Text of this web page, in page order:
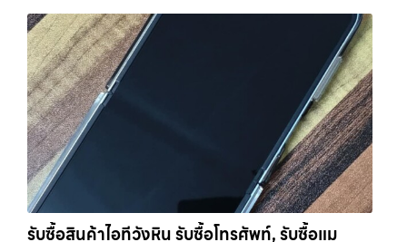
คิดว่าเรียบร้อย เพราะถ้าพลาดขึ้นมา จะไม่สามารถย้อนกลับไปแก้ไขได้อีก 2.
ออกจาก iCloud และ Apple ID ให้สมบูรณ์ ขั้นตอนนี้ถือว่าสำคัญที่สุดใน
การขาย iPhone หากยังมี Apple ID อยู่ในเครื่อง จะทำให้เกิดสิ่งที่เรียกว่า
Activation Lock ซึ่งทำให้ไม่สามารถใช้งานเครื่องต่อได้ ในมุมของร้านรับ
ซื้อ เครื่องที่ติด iCloud มีความเสี่ยงสูง เพราะไม่สามารถนำไปขายต่อได้
ทันที บางร้านอาจไม่รับซื้อเลย หรือถ้ารับก็จะกดราคาลงอย่างมาก การออก
จาก iCloud ทำได้ไม่ยาก เพียงเข้าไปที่การตั้งค่า กดชื่อบัญชีของตัวเอง
แล้วเลือกออกจากระบบ จากนั้นใส่รหัสผ่านเพื่อยืนยัน หลังจากออกแล้ว
ควรตรวจสอบอีกครั้งว่าหน้า Settings ไม่มีชื่อบัญชีของคุณเหลืออยู่ เพื่อ
ให้มั่นใจว่าเครื่องพร้อมสำหรับผู้ใช้งานใหม่จริงๆ 3. รีเซ็ตเครื่องให้เหมือน
เครื่องใหม่ เมื่อสำรองข้อมูลและออกจาก iCloud เรียบร้อยแล้ว ขั้นตอนต่อ
ไปคือการรีเซ็ตเครื่องให้เป็นค่าเริ่มต้นจากโรงงาน การรีเซ็ตจะช่วยลบข้อมูล
ราคาในตลาดมือสอง เรายังมีบริการที่รวดเร็ว และจ่ายเงินสดทันที ไม่มีค่า
ธรรมเนียมซ่อนเร้นค่ะ ทำไมต้องขายไอโฟนกับเรา?
รับซื้อทุกรุ่น ทุกสภาพ
- ไม่ว่าจะเป็นเครื่องใหม่ เครื่องใช้งาน หรือเครื่องที่มีตำหนิเล็กน้อย เรารับซื้อ
หมด
ราคายุติธรรม - ประเมินราคาตามสภาพเครื่องจริง ให้ราคาสูงถึง
70% ของราคาตลาดมือสอง
รวดเร็วทันใจ - ประเมินและจ่ายเงินทันที ไม่
ต้องรอนาน
ปลอดภัย 100% - มีหน้าร้านจริง บริการโปร่งใส ตรวจสอบ
ได้
รับซื้อถึงที่ - มีบริการรับซื้อถึงบ้านในกรุงเทพและปริมณฑลเช็กราคา
รับซื้อ iPhone แต่ละรุ่นมาดูกันว่าแต่ละรุ่นเรารับซื้อในราคาเท่าไหร่บ้าง
(ราคาอัพเดทล่าสุดเดือนพฤศจิกายน 2024)
iPhone 11 (ปี
2019)iPhone 11 เป็นรุ่นที่ได้รับความนิยมมากในตอนที่เปิดตัว มาพร้อม
กล้องคู่ ชิป A13 Bionic และหน้าจอ Liquid Retina ขนาด 6.1 นิ้ว แม้จะ
เป็นรุ่นที่ออกมาได้สักระยะแล้ว แต่ก็ยังใช้งานได้ดีและรองรับ iOS เวอร์ชัน
รับซื้อสินค้าไอทีวังหิน รับซื้อโทรศัพท์, รับซื้อแม